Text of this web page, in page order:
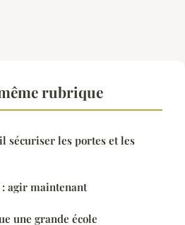
rubrique
sécuriser les portes et les
agir maintenant
une grande école